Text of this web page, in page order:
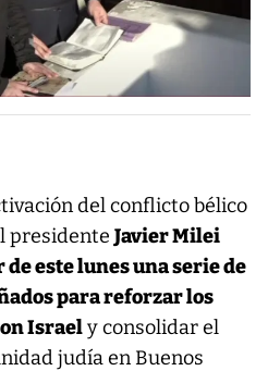
del conflicto bélico
presidente Javier Milei
este lunes una serie de
para reforzar los
Israely consolidar el
judía en Buenos